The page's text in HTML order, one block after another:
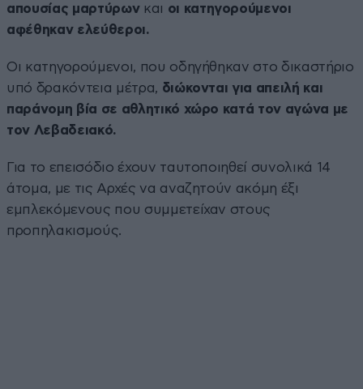
απουσίας μαρτύρωνκαι οι κατηγορούμενοι
αφέθηκαν ελεύθεροι.
Οι κατηγορούμενοι, που οδηγήθηκαν στο δικαστήριο
υπό δρακόντεια μέτρα, διώκονται για απειλή και
παράνομη βία σε αθλητικό χώρο κατά τον αγώνα με
τον Λεβαδειακό.
Για το επεισόδιο έχουν ταυτοποιηθεί συνολικά 14
άτομα, με τις Αρχές να αναζητούν ακόμη έξι
εμπλεκόμενους που συμμετείχαν στους
προπηλακισμούς.